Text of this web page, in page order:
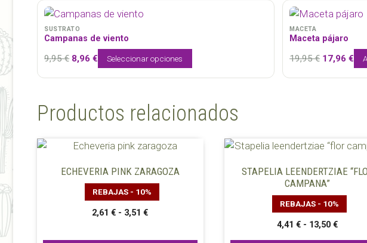
SUSTRATO
Campanas de viento
9,95€ El
precio
9,95 €.
8,96€
precio
8,96 €.
Seleccionar opciones
MACETA
Maceta pájaro
19,95€ El
17,96€
Productos relacionados
ECHEVERIA PINK ZARAGOZA
REBAJAS - 10%
2,61€ - 3,51€Rango
Este
producto
opciones
STAPELIA LEENDERTZIAE
CAMPANA”
REBAJAS - 10%
4,41€ - 13,50€Rango
Este
producto
opciones